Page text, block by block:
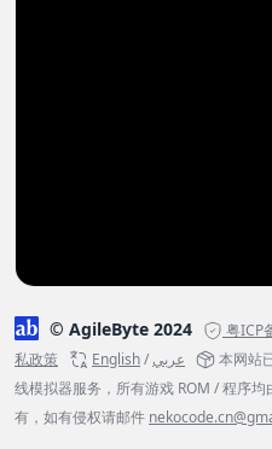
© AgileByte 2024 粤ICP
私政策
English/عربي 本网站
线模拟器服务，所有游戏 ROM / 程序
有，如有侵权请邮件